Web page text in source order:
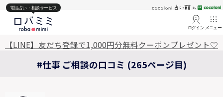
電話占い・相談サービス
ログイン メニュー
【LINE】友だち登録で1,000円分無料クーポンプレゼント♡
#仕事 ご相談の口コミ (265ページ目)